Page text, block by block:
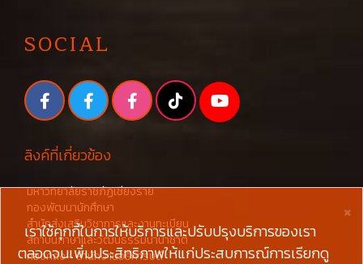
SOCIAL
ลิงค์ที่เกี่ยวข้อง
มหาวิทยาลัยราชภัฏเชียงราย
กองพัฒนานักศึกษา
สำนักส่งเสริมวิชาการและงานทะเบียน
สถาบันภาษาและวัฒนธรรมนานาชาติ
กองคลัง - สำนักงานอธิการบดี
×
เราใช้คุกกี้ในการให้บริการและปรับปรุงบริการของเรา
ตลอดจนเพิ่มประสิทธิภาพให้แก่ประสบการณ์การเรียกดู